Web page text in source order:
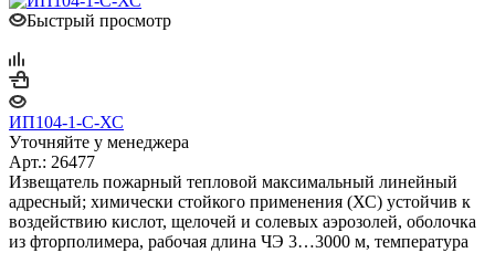
Быстрый просмотр
ИП104-1-C-ХС
Уточняйте у менеджера
Арт.: 26477
Извещатель пожарный тепловой максимальный линейный
адресный; химически стойкого применения (ХС) устойчив к
воздействию кислот, щелочей и солевых аэрозолей, оболочка
из фторполимера, рабочая длина ЧЭ 3…3000 м, температура